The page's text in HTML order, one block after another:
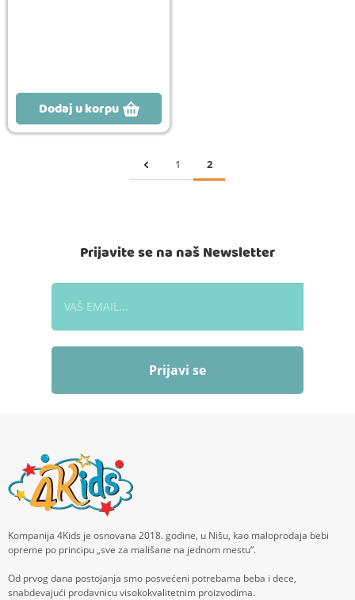
Dodaj u korpu
1 2
Prijavite se na naš Newsletter
Prijavi se
Kompanija 4Kids je osnovana 2018. godine, u Nišu, kao maloprodaja bebi
opreme po principu „sve za mališane na jednom mestu“.
Od prvog dana postojanja smo posvećeni potrebama beba i dece,
snabdevajući prodavnicu visokokvalitetnim proizvodima.